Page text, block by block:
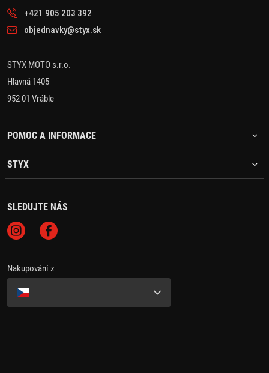
+421 905 203 392
objednavky@styx.sk
STYX MOTO s.r.o.
Hlavná 1405
952 01 Vráble
POMOC A INFORMACE
STYX
SLEDUJTE NÁS
Nakupování z